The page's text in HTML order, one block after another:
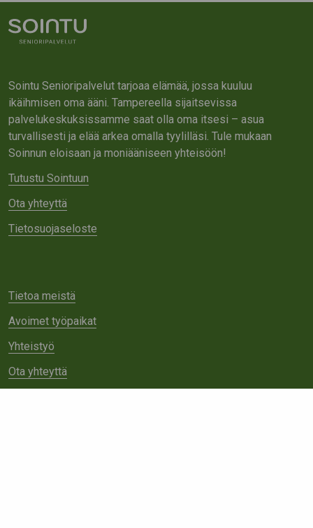
Sointu Senioripalvelut tarjoaa elämää, jossa kuuluu
ikäihmisen oma ääni. Tampereella sijaitsevissa
palvelukeskuksissamme saat olla oma itsesi – asua
turvallisesti ja elää arkea omalla tyylilläsi. Tule mukaan
Soinnun eloisaan ja moniääniseen yhteisöön!
Tutustu Sointuun
Ota yhteyttä
Tietosuojaseloste
Tietoa meistä
Avoimet työpaikat
Yhteistyö
Ota yhteyttä